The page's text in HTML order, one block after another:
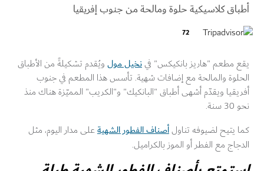
كلاسيكية حلوة ومالحة من جنوب إفريقيا
72
مطعم "هاريز بانكيكس" فينخيل مولويُقدم تشكيلةً من الأطباق
والمالحة مع إضافات شهية. تأسس هذا المطعم في جنوب
ويقدّم أشهى أطباق "البانكيك" و"الكريب" المميّزة هناك منذ
يتيح لضيوفه تناولأصناف الفطور الشهيةعلى مدار اليوم، مثل
مع الفطر أو الموز بالكراميل.